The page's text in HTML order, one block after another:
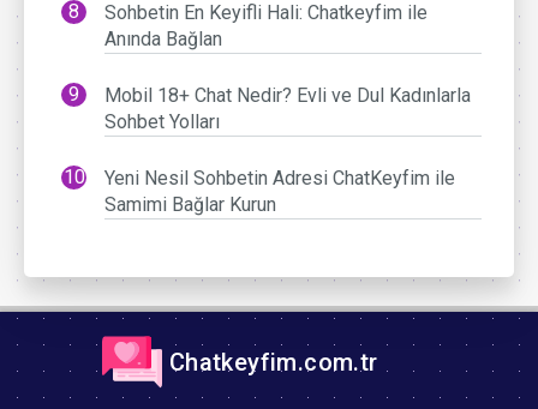
Sohbetin En Keyifli Hali: Chatkeyfim ile
Anında Bağlan
Mobil 18+ Chat Nedir? Evli ve Dul Kadınlarla
Sohbet Yolları
Yeni Nesil Sohbetin Adresi ChatKeyfim ile
Samimi Bağlar Kurun
Chatkeyfim.com.tr